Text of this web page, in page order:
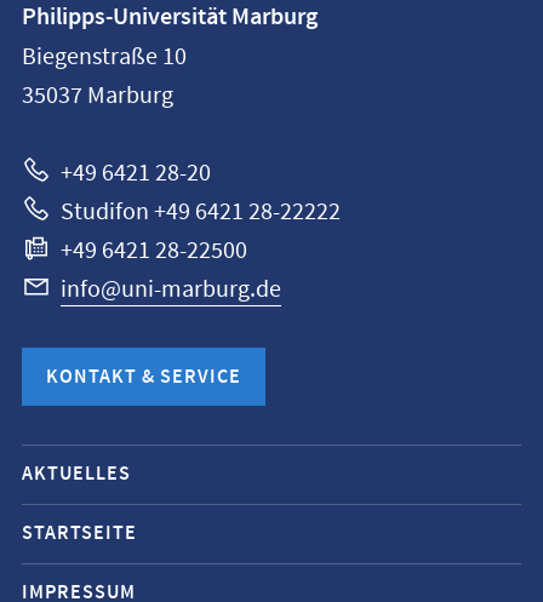
Philipps-
Universität
Marburg
Philipps-Universität Marburg
Biegenstraße 10
35037 Marburg
+49 6421 28-20
Studifon +49 6421 28-22222
+49 6421 28-22500
info@uni-marburg.de
KONTAKT & SERVICE
Mobile-
Service-
Navigation
und
AKTUELLES
STARTSEITE
IMPRESSUM